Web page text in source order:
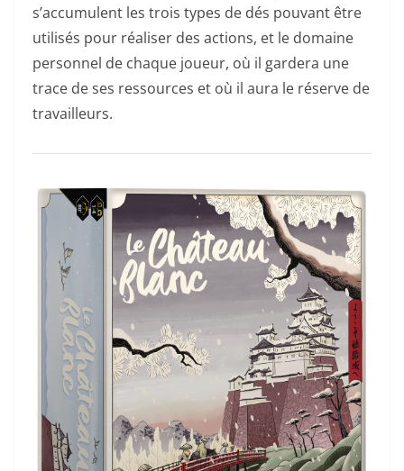
s’accumulent les trois types de dés pouvant être
utilisés pour réaliser des actions, et le domaine
personnel de chaque joueur, où il gardera une
trace de ses ressources et où il aura le réserve de
travailleurs.